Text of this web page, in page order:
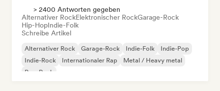
> 2400 Antworten gegeben
Alternativer RockElektronischer RockGarage-Rock
Hip-HopIndie-Folk
Schreibe Artikel
Alternativer Rock Garage-Rock Indie-Folk
Indie-Pop
Indie-Rock
Internationaler Rap
Metal / Heavy metal
Pop-Rock